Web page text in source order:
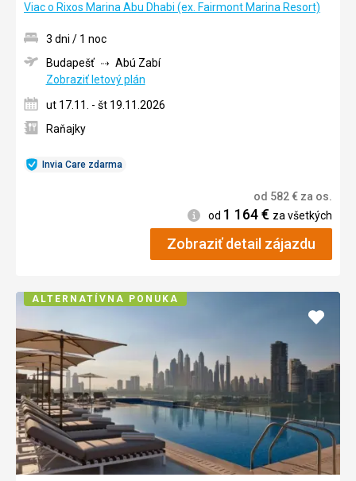
Viac o Rixos Marina Abu Dhabi (ex. Fairmont Marina Resort)
Invia Care zdarma
3 dni / 1 noc
Budapešť
Abú Zabí
Zobraziť letový plán
ut 17.11. - št 19.11.2026
Raňajky
od 582€ za os.
Informácie
od 1 164€ za všetkých
Zobraziť detail zájazdu
Pridať
ALTERNATÍVNA PONUKA